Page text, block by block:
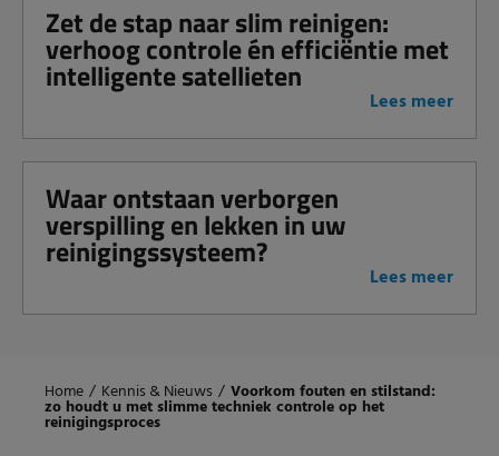
Zet de stap naar slim reinigen:
verhoog controle én efficiëntie met
intelligente satellieten
Lees meer
Waar ontstaan verborgen
verspilling en lekken in uw
reinigingssysteem?
Lees meer
Home / Kennis & Nieuws / Voorkom fouten en stilstand:
zo houdt u met slimme techniek controle op het
reinigingsproces